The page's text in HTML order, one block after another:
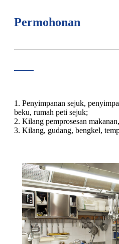
Permohonan
1. Penyimpanan sejuk,
beku, rumah peti sejuk;
2. Kilang pemprosesan
3. Kilang, gudang, bengkel,